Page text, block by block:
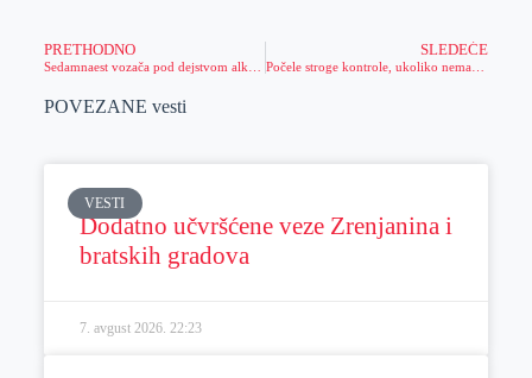
PRETHODNO SLEDEĆE
POVEZANE vesti
VESTI
Dodatno učvršćene veze Zrenjanina i
bratskih gradova
7. avgust 2026. 22:23